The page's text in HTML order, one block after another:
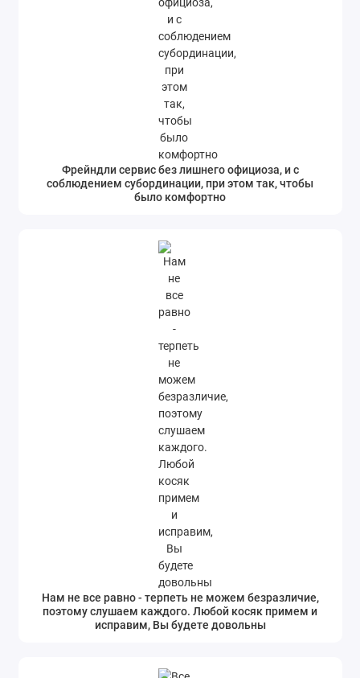
Фрейндли сервис без лишнего официоза, и с
соблюдением субординации, при этом так, чтобы
было комфортно
Нам не все равно - терпеть не можем безразличие,
поэтому слушаем каждого. Любой косяк примем и
исправим, Вы будете довольны